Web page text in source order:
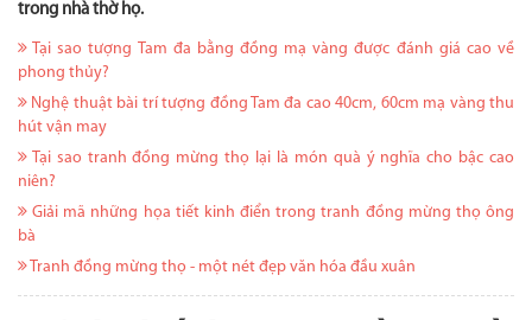
trong nhà thờ họ.
Tại sao tượng Tam đa bằng đồng mạ vàng được đánh giá cao về
phong thủy?
Nghệ thuật bài trí tượng đồng Tam đa cao 40cm, 60cm mạ vàng thu
hút vận may
Tại sao tranh đồng mừng thọ lại là món quà ý nghĩa cho bậc cao
niên?
Giải mã những họa tiết kinh điển trong tranh đồng mừng thọ ông
bà
Tranh đồng mừng thọ - một nét đẹp văn hóa đầu xuân